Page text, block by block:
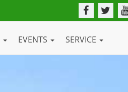
EVENTS SERVICE